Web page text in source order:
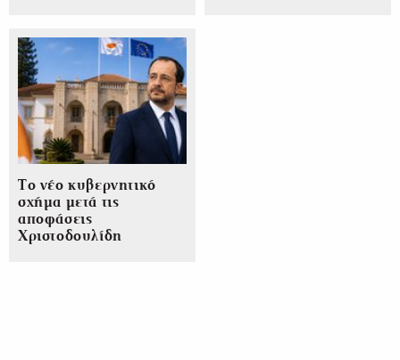
Το νέο κυβερνητικό
σχήμα μετά τις
αποφάσεις
Χριστοδουλίδη